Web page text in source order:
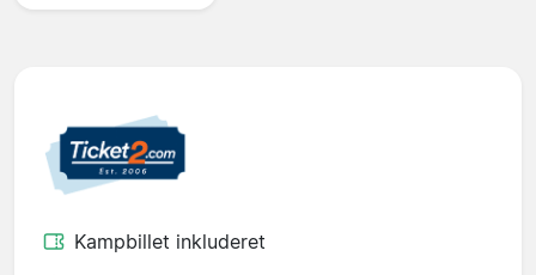
Kampbillet inkluderet